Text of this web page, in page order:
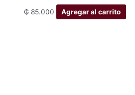
₲ 85.000 Agregar al carrito